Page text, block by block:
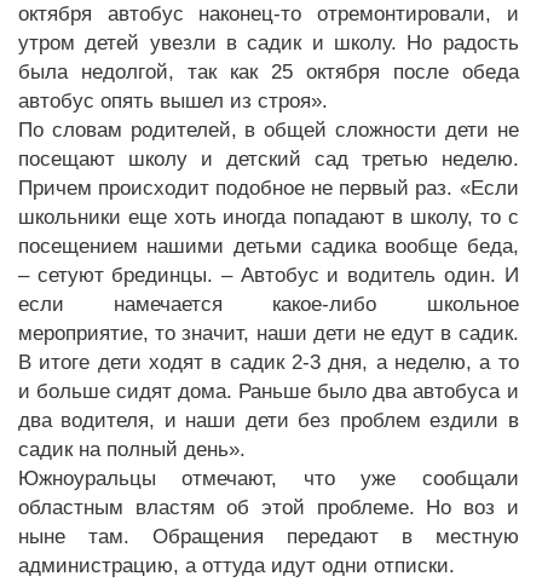
октября автобус наконец-то отремонтировали, и
утром детей увезли в садик и школу. Но радость
была недолгой, так как 25 октября после обеда
автобус опять вышел из строя».
По словам родителей, в общей сложности дети не
посещают школу и детский сад третью неделю.
Причем происходит подобное не первый раз. «Если
школьники еще хоть иногда попадают в школу, то с
посещением нашими детьми садика вообще беда,
– сетуют брединцы. – Автобус и водитель один. И
если намечается какое-либо школьное
мероприятие, то значит, наши дети не едут в садик.
В итоге дети ходят в садик 2-3 дня, а неделю, а то
и больше сидят дома. Раньше было два автобуса и
два водителя, и наши дети без проблем ездили в
садик на полный день».
Южноуральцы отмечают, что уже сообщали
областным властям об этой проблеме. Но воз и
ныне там. Обращения передают в местную
администрацию, а оттуда идут одни отписки.